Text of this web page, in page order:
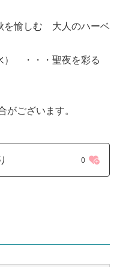
を愉しむ 大人のハーベ
） ・・・聖夜を彩る
ございます。
0